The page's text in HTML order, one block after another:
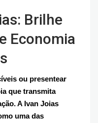
Brilhe
Economia
ou presentear
que transmita
A Ivan Joias
uma das